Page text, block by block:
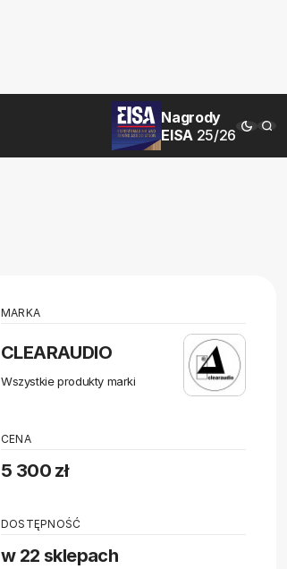
Nagrody
EISA 25/26
MARKA
CLEARAUDIO
Wszystkie produkty marki
CENA
5 300 zł
DOSTĘPNOŚĆ
w 22 sklepach